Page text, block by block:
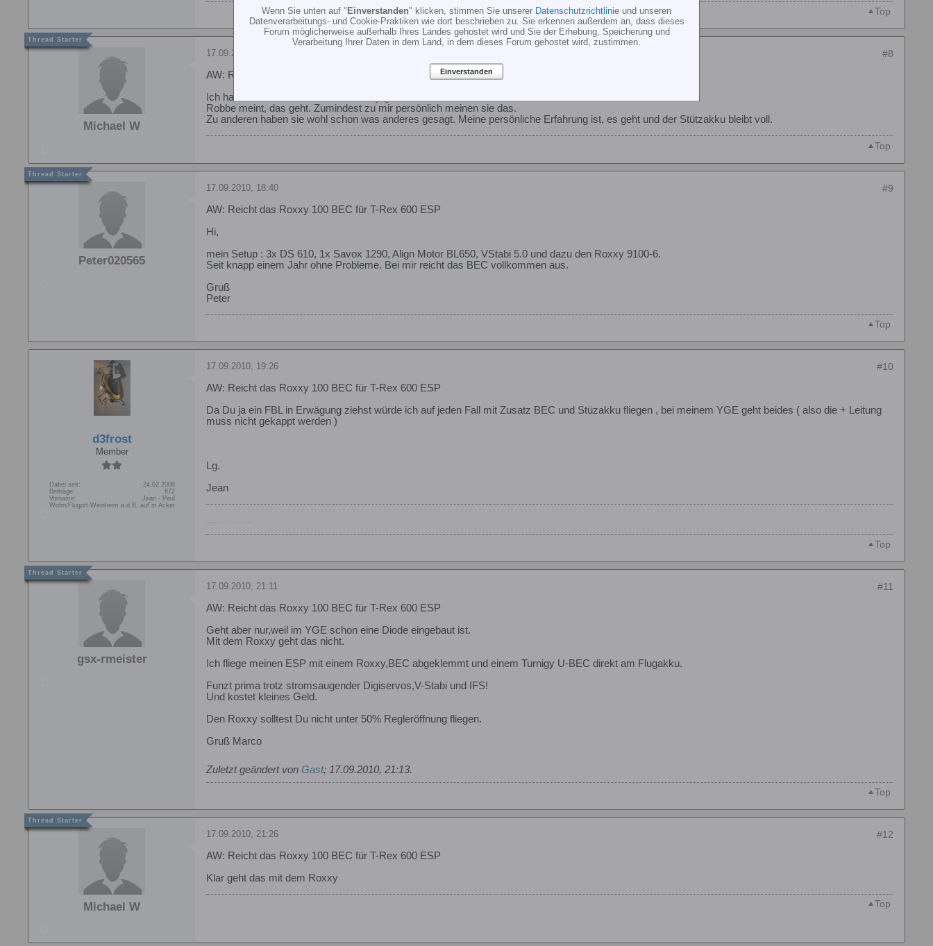
Top
Michael W
#8
17.09.2010, 08:52
AW: Reicht das Roxxy 100 BEC für T-Rex 600 ESP
Ich hab einen Stützakku an den Roxxy gemacht.
Robbe meint, das geht. Zumindest zu mir persönlich meinen sie das.
Zu anderen haben sie wohl schon was anderes gesagt. Meine persönliche Erfahrung ist, es geht und der Stützakku bleibt voll.
Top
Peter020565
#9
17.09.2010, 18:40
AW: Reicht das Roxxy 100 BEC für T-Rex 600 ESP
Hi,
mein Setup : 3x DS 610, 1x Savox 1290, Align Motor BL650, VStabi 5.0 und dazu den Roxxy 9100-6.
Seit knapp einem Jahr ohne Probleme. Bei mir reicht das BEC vollkommen aus.
Gruß
Peter
Top
d3frost
Member
Dabei seit:
24.02.2008
Beiträge:
672
Vorname:
Jean - Paul
Wohn/Flugort:Weinheim a.d.B, auf´m Acker
#10
17.09.2010, 19:26
AW: Reicht das Roxxy 100 BEC für T-Rex 600 ESP
Da Du ja ein FBL in Erwägung ziehst würde ich auf jeden Fall mit Zusatz BEC und Stüzakku fliegen , bei meinem YGE geht beides ( also die + Leitung
muss nicht gekappt werden )
Lg.
Jean
Top
gsx-rmeister
#11
17.09.2010, 21:11
AW: Reicht das Roxxy 100 BEC für T-Rex 600 ESP
Geht aber nur,weil im YGE schon eine Diode eingebaut ist.
Mit dem Roxxy geht das nicht.
Ich fliege meinen ESP mit einem Roxxy,BEC abgeklemmt und einem Turnigy U-BEC direkt am Flugakku.
Funzt prima trotz stromsaugender Digiservos,V-Stabi und IFS!
Und kostet kleines Geld.
Den Roxxy solltest Du nicht unter 50% Regleröffnung fliegen.
Gruß Marco
Zuletzt geändert von Gast; 17.09.2010, 21:13.
Top
Michael W
#12
17.09.2010, 21:26
AW: Reicht das Roxxy 100 BEC für T-Rex 600 ESP
Klar geht das mit dem Roxxy
Top
Wenn Sie unten auf "Einverstanden" klicken, stimmen Sie unserer Datenschutzrichtlinie und unseren
Datenverarbeitungs- und Cookie-Praktiken wie dort beschrieben zu. Sie erkennen außerdem an, dass dieses
Forum möglicherweise außerhalb Ihres Landes gehostet wird und Sie der Erhebung, Speicherung und
Verarbeitung Ihrer Daten in dem Land, in dem dieses Forum gehostet wird, zustimmen.
Einverstanden